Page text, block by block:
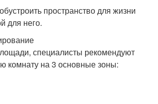
пространство для жизни
для него.
специалисты рекомендуют
комнату на 3 основные зоны: